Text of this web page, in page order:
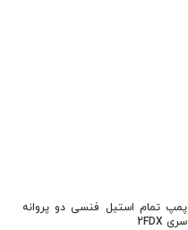
پمپ تمام استیل فنسی دو پروانه
سری 2FDX